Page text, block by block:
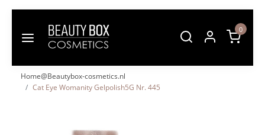
0
Home@Beautybox-cosmetics.nl
Cat Eye Womanity Gelpolish5G Nr. 445